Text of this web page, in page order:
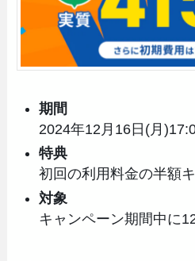
期間
2024年12月16日(月
特典
初回の利用料金の半額
対象
キャンペーン期間中に